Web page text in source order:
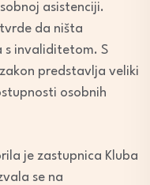
asistenciji.
da ništa
s invaliditetom. S
predstavlja veliki
osobnih
je zastupnica Kluba
se na